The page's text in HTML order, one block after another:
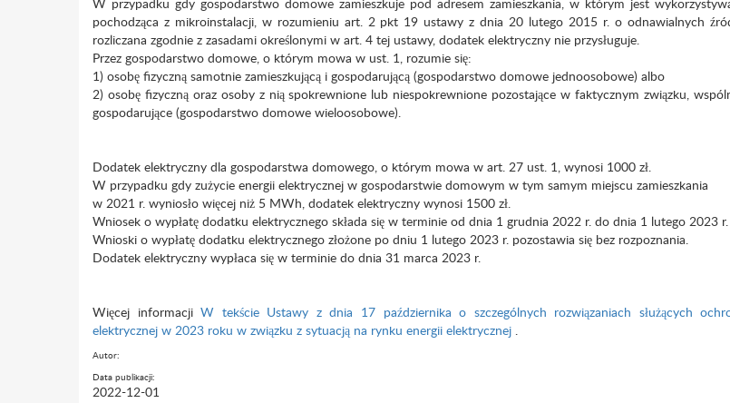
pochodząca z mikroinstalacji, w rozumieniu art. 2 pkt 19 ustawy z dnia 20 lutego 2015 r. o odnawialnych
rozliczana zgodnie z zasadami określonymi w art. 4 tej ustawy, dodatek elektryczny nie przysługuje.
Przez gospodarstwo domowe, o którym mowa w ust. 1, rozumie się:
1) osobę fizyczną samotnie zamieszkującą i gospodarującą (gospodarstwo domowe jednoosobowe) albo
2) osobę fizyczną oraz osoby z nią spokrewnione lub niespokrewnione pozostające w faktycznym związku,
gospodarujące (gospodarstwo domowe wieloosobowe).
Dodatek elektryczny dla gospodarstwa domowego, o którym mowa w art. 27 ust. 1, wynosi 1000 zł.
W przypadku gdy zużycie energii elektrycznej w gospodarstwie domowym w tym samym miejscu zamieszkania
w 2021 r. wyniosło więcej niż 5 MWh, dodatek elektryczny wynosi 1500 zł.
Wniosek o wypłatę dodatku elektrycznego składa się w terminie od dnia 1 grudnia 2022 r. do dnia 1 lutego 2023 r.
Wnioski o wypłatę dodatku elektrycznego złożone po dniu 1 lutego 2023 r. pozostawia się bez rozpoznania.
Dodatek elektryczny wypłaca się w terminie do dnia 31 marca 2023 r.
Więcej informacjiW tekście Ustawy z dnia 17 października o szczególnych rozwiązaniach służących
elektrycznej w 2023 roku w związku z sytuacją na rynku energii elektrycznej .
Autor:
Data publikacji:
2022-12-01